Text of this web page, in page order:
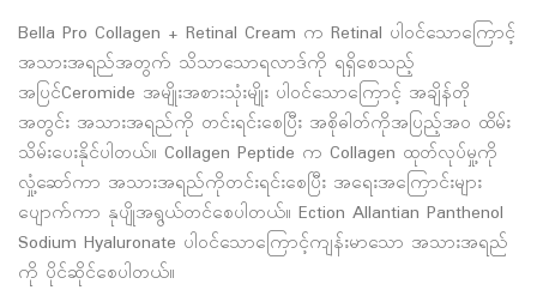
Bella Pro Collagen + Retinal Cream က Retinal ပါဝင်သောကြောင့်
အသားအရည်အတွက် သိသာသောရလာဒ်ကို ရရှိစေသည့်
အပြင်Ceromide အမျိုးအစားသုံးမျိုး ပါဝင်သောကြောင့် အချိန်တို
အတွင်း အသားအရည်ကို တင်းရင်းစေပြီး အစိုဓါတ်ကိုအပြည့်အဝ ထိမ်း
သိမ်းပေးနိုင်ပါတယ်။ Collagen Peptide က Collagen ထုတ်လုပ်မှု့ကို
လှုံ့ဆော်ကာ အသားအရည်ကိုတင်းရင်းစေပြီး အရေးအကြောင်းများ
ပျောက်ကာ နုပျိုအရွယ်တင်စေပါတယ်။ Ection Allantian Panthenol
Sodium Hyaluronate ပါဝင်သောကြောင့်ကျန်းမာသော အသားအရည်
ကို ပိုင်ဆိုင်စေပါတယ်။